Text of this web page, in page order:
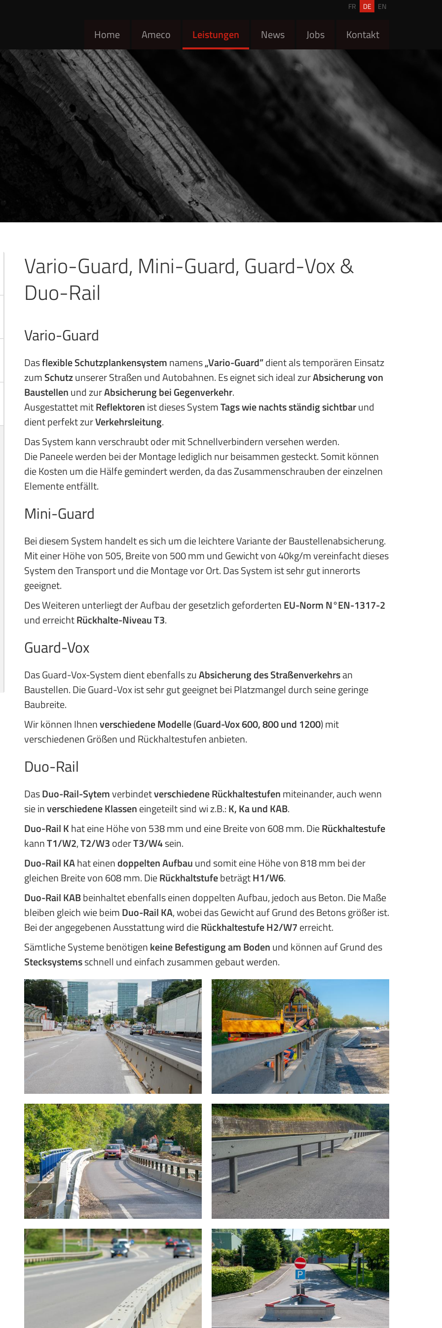
FR DE EN
Home Ameco Leistungen News Jobs Kontakt
Vario-Guard, Mini-Guard, Guard-Vox &
Duo-Rail
Vario-Guard
Dasflexible Schutzplankensystemnamens„Vario-Guard”dient als temporären Einsatz
zumSchutzunserer Straßen und Autobahnen. Es eignet sich ideal zurAbsicherung von
Baustellenund zurAbsicherung bei Gegenverkehr.
Ausgestattet mitReflektorenist dieses SystemTags wie nachts ständig sichtbarund
dient perfekt zurVerkehrsleitung.
Das System kann verschraubt oder mit Schnellverbindern versehen werden.
Die Paneele werden bei der Montage lediglich nur beisammen gesteckt. Somit können
die Kosten um die Hälfe gemindert werden, da das Zusammenschrauben der einzelnen
Elemente entfällt.
Mini-Guard
Bei diesem System handelt es sich um die leichtere Variante der Baustellenabsicherung.
Mit einer Höhe von 505, Breite von 500 mm und Gewicht von 40kg/m vereinfacht dieses
System den Transport und die Montage vor Ort. Das System ist sehr gut innerorts
geeignet.
Des Weiteren unterliegt der Aufbau der gesetzlich gefordertenEU-Norm N°EN-1317-2
und erreichtRückhalte-Niveau T3.
Guard-Vox
Das Guard-Vox-System dient ebenfalls zuAbsicherung des Straßenverkehrsan
Baustellen. Die Guard-Vox ist sehr gut geeignet bei Platzmangel durch seine geringe
Baubreite.
Wir können Ihnenverschiedene Modelle(Guard-Vox 600, 800 und 1200) mit
verschiedenen Größen und Rückhaltestufen anbieten.
Duo-Rail
DasDuo-Rail-Sytemverbindetverschiedene Rückhaltestufenmiteinander, auch wenn
sie inverschiedene Klasseneingeteilt sind wi z.B.:K, Ka und KAB.
Duo-Rail Khat eine Höhe von 538 mm und eine Breite von 608 mm. DieRückhaltestufe
kannT1/W2,T2/W3oderT3/W4sein.
Duo-Rail KAhat einendoppelten Aufbauund somit eine Höhe von 818 mm bei der
gleichen Breite von 608 mm. DieRückhaltstufebeträgtH1/W6.
Duo-Rail KABbeinhaltet ebenfalls einen doppelten Aufbau, jedoch aus Beton. Die Maße
bleiben gleich wie beimDuo-Rail KA, wobei das Gewicht auf Grund des Betons größer ist.
Bei der angegebenen Ausstattung wird dieRückhaltestufe H2/W7erreicht.
Sämtliche Systeme benötigenkeine Befestigung am Bodenund können auf Grund des
Stecksystemsschnell und einfach zusammen gebaut werden.